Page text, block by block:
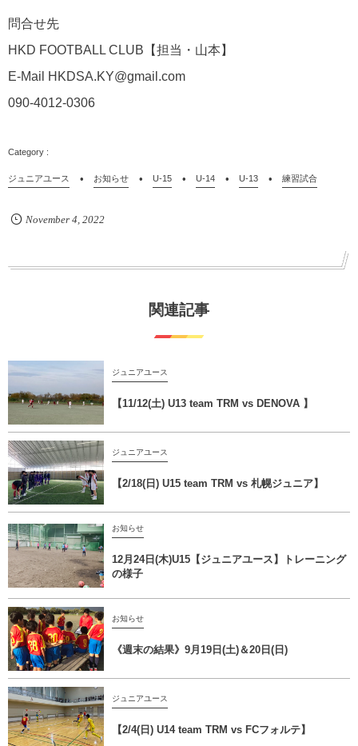
問合せ先
HKD FOOTBALL CLUB 【担当・山本】
E-Mail HKDSA.KY@gmail.com
090-4012-0306
ジュニアユース お知らせ U-15 U-14 U-13 練習試合
November 4 2022
関連記事
ジュニアユース
【11/12(土) U13 team TRM vs DENOVA 】
ジュニアユース
【2/18(日) U15 team TRM vs 札幌ジュニア】
お知らせ
12月24日(木)U15【ジュニアユース】トレーニング
の様子
お知らせ
《週末の結果》9月19日(土)＆20日(日)
ジュニアユース
【2/4(日) U14 team TRM vs FCフォルテ】